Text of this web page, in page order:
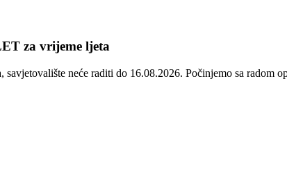
za vrijeme ljeta
savjetovalište neće raditi do 16.08.2026. Počinjemo sa